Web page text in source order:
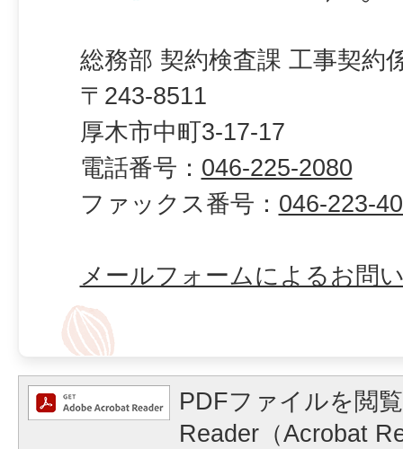
総務部 契約検査課 工事契約
〒243-8511
厚木市中町3-17-17
電話番号： 046-225-2080
ファックス番号： 046-223-
メールフォームによるお問
PDFファイルを閲
Reader（Acrobat